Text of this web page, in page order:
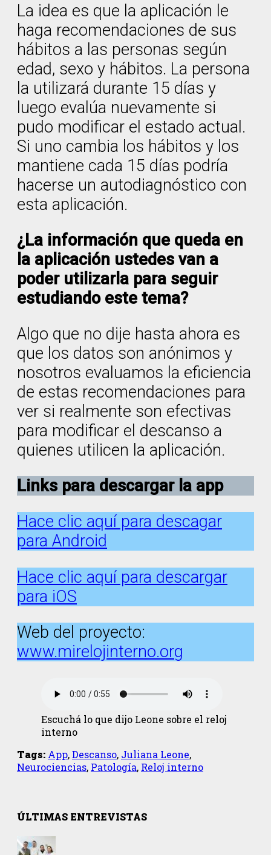
La idea es que la aplicación le
haga recomendaciones de sus
hábitos a las personas según
edad, sexo y hábitos. La persona
la utilizará durante 15 días y
luego evalúa nuevamente si
pudo modificar el estado actual.
Si uno cambia los hábitos y los
mantiene cada 15 días podría
hacerse un autodiagnóstico con
esta aplicación.
¿La información que queda en
la aplicación ustedes van a
poder utilizarla para seguir
estudiando este tema?
Algo que no dije hasta ahora es
que los datos son anónimos y
nosotros evaluamos la eficiencia
de estas recomendaciones para
ver si realmente son efectivas
para modificar el descanso a
quienes utilicen la aplicación.
Links para descargar la app
Hace clic aquí para descagar
para Android
Hace clic aquí para descargar
para iOS
Web del proyecto:
www.mirelojinterno.org
Escuchá lo que dijo Leone sobre el reloj
interno
Tags: App,Descanso, Juliana Leone,
Neurociencias, Patología, Reloj interno
ÚLTIMAS ENTREVISTAS